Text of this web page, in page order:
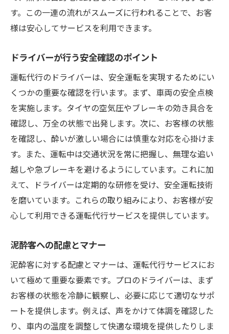
す。この一連の流れがスムーズに行われることで、お客
様は安心してサービスを利用できます。
ドライバーが行う安全確認のポイント
運転代行のドライバーは、安全運転を実現するためにい
くつかの重要な確認を行います。まず、車両の安全点検
を実施します。タイヤの空気圧やブレーキの効き具合を
確認し、万全の状態で出発します。次に、お客様の状態
を確認し、酔いが激しい場合には慎重な対応を心掛けま
す。また、運転中は交通状況を常に把握し、無理な追い
越しや急ブレーキを避けるようにしています。これに加
えて、ドライバーは定期的な研修を受け、安全運転技術
を磨いています。これらの取り組みにより、お客様が安
心して利用できる運転代行サービスを提供しています。
泥酔客への配慮とマナー
泥酔客に対する配慮とマナーは、運転代行サービスにお
いて極めて重要な要素です。プロのドライバーは、まず
お客様の状態を冷静に観察し、必要に応じて適切なサポ
ートを提供します。例えば、声をかけて体調を確認した
り、車内の温度を調整して快適な環境を提供したりしま